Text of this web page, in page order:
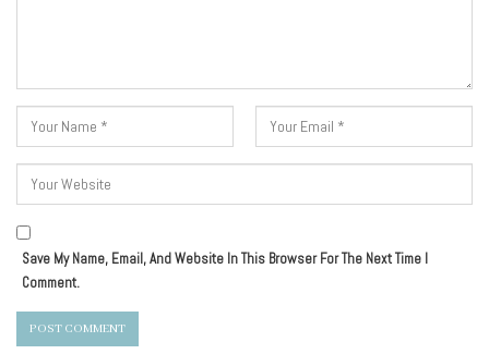
Save My Name, Email, And Website In This Browser For The Next Time I
Comment.